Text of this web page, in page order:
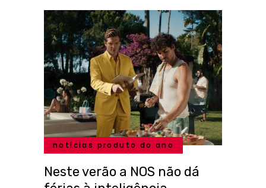
notícias produto do ano
Neste verão a NOS não dá